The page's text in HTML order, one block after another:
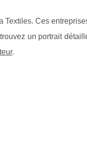
Textiles. Ces
un portrait
.